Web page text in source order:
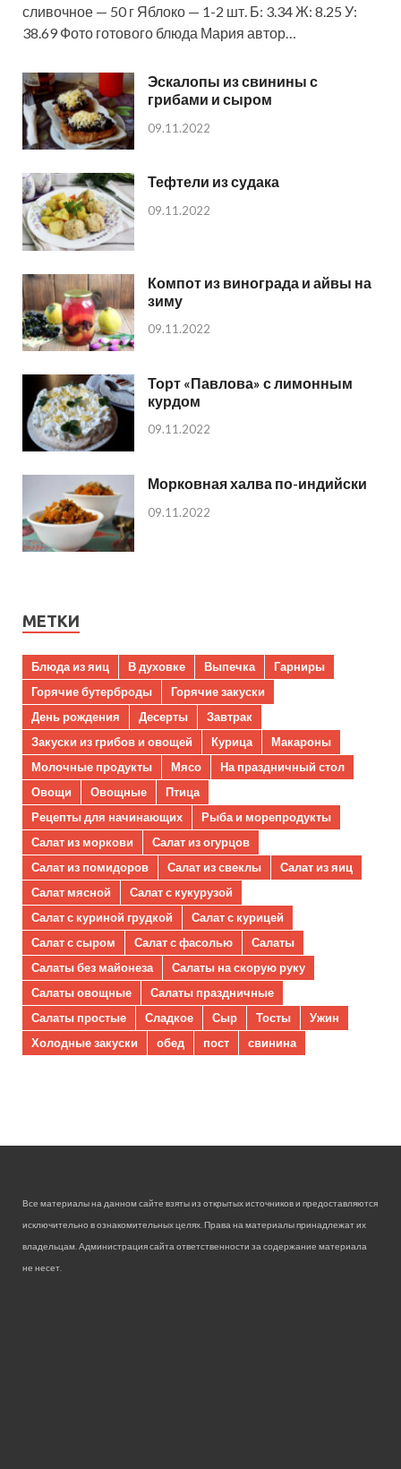
сливочное — 50 г Яблоко — 1-2 шт. Б: 3.34 Ж: 8.25 У:
38.69 Фото готового блюда Мария автор…
Эскалопы из свинины с
грибами и сыром
09.11.2022
Тефтели из судака
09.11.2022
Компот из винограда и айвы на
зиму
09.11.2022
Торт «Павлова» с лимонным
курдом
09.11.2022
Морковная халва по-индийски
09.11.2022
МЕТКИ
Блюда из яиц В духовке Выпечка
Гарниры
Горячие бутерброды
Горячие закуски
День рождения
Десерты
Завтрак
Закуски из грибов и овощей
Курица
Макароны
Молочные продукты
Мясо
На праздничный стол
Овощи
Овощные
Птица
Рецепты для начинающих
Рыба и морепродукты
Салат из моркови
Салат из огурцов
Салат из помидоров
Салат из свеклы
Салат из яиц
Салат мясной
Салат с кукурузой
Салат с куриной грудкой
Салат с курицей
Салат с сыром
Салат с фасолью
Салаты
Салаты без майонеза
Салаты на скорую руку
Салаты овощные
Салаты праздничные
Салаты простые
Сладкое Сыр Тосты
Ужин
Холодные закуски
обед пост свинина
Все материалы на данном сайте взяты из открытых источников и предоставляются
исключительно в ознакомительных целях. Права на материалы принадлежат их
владельцам. Администрация сайта ответственности за содержание материала
не несет.